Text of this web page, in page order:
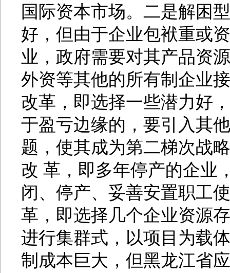
国际资本市场。二是解困
好，但由于企业包袱重或
业，政府需要对其产品资
外资等其他的所有制企业
改革，即选择一些潜力好
于盈亏边缘的，要引入其
题，使其成为第二梯次战
改 革，即多年停产的企业
闭、停产、妥善安置职工
革，即选择几个企业资源
进行集群式，以项目为载
制成本巨大，但黑龙江省